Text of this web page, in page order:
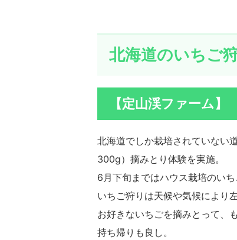
北海道のいちご
【定山渓ファーム】
北海道でしか栽培されていない
300g）摘みとり体験を実施。
6月下旬まではハウス栽培のいち
いちご狩りは天候や気候により
お好きないちごを摘みとって、
持ち帰りも良し。